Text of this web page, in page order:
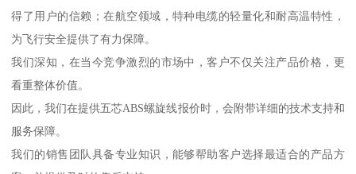
得了用户的信赖；在航空领域，特种电缆的轻量化和耐高温特性，
为飞行安全提供了有力保障。
我们深知，在当今竞争激烈的市场中，客户不仅关注产品价格，更
看重整体价值。
因此，我们在提供五芯ABS螺旋线报价时，会附带详细的技术支持和
服务保障。
我们的销售团队具备专业知识，能够帮助客户选择最适合的产品方